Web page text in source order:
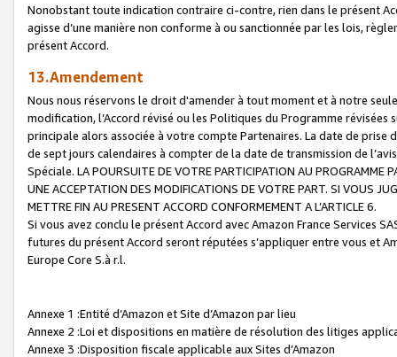
Nonobstant toute indication contraire ci-contre, rien dans le présent
agisse d’une manière non conforme à ou sanctionnée par les lois,
présent Accord.
13.Amendement
Nous nous réservons le droit d'amender à tout moment et à notre
modification, l’Accord révisé ou les Politiques du Programme
principale alors associée à votre compte Partenaires. La date de
de sept jours calendaires à compter de la date de transmission de
Spéciale. LA POURSUITE DE VOTRE PARTICIPATION AU PROGRAMME
UNE ACCEPTATION DES MODIFICATIONS DE VOTRE PART. SI VOUS
METTRE FIN AU PRESENT ACCORD CONFORMEMENT A L’ARTICLE 6.
Si vous avez conclu le présent Accord avec Amazon France Services
futures du présent Accord seront réputées s’appliquer entre vous et
Europe Core S.à r.l.
Annexe 1 :Entité d’Amazon et Site d’Amazon par lieu
Annexe 2 :Loi et dispositions en matière de résolution des litiges
Annexe 3 :Disposition fiscale applicable aux Sites d’Amazon